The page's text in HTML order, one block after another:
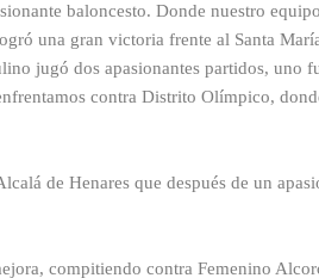
baloncesto. Donde nuestro
una gran victoria frente al Santa
jugó dos apasionantes partidos, uno
contra Distrito Olímpico,
de Henares que después de un
compitiendo contra Femenino